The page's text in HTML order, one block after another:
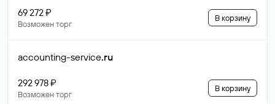
69 272 ₽
Возможен торг
В корзину
accounting-service.ru
292 978 ₽
Возможен торг
В корзину